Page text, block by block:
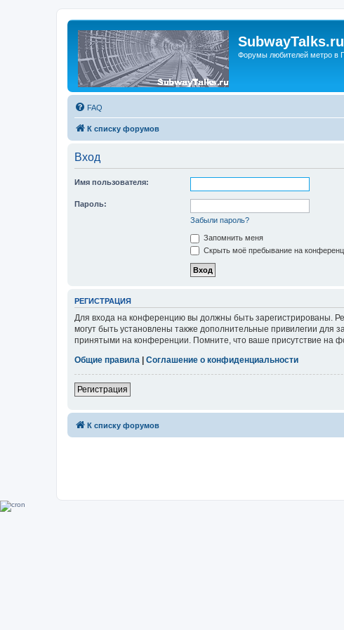
SubwayTalks.ru
Форумы любителей метро в
FAQ
К списку форумов
Вход
Имя пользователя:
Пароль:
Забыли пароль?
Запомнить меня
Скрыть моё пребывание на
РЕГИСТРАЦИЯ
Для входа на конференцию вы должны быть зарегистрированы.
могут быть установлены также дополнительные привилегии для
принятыми на конференции. Помните, что ваше присутствие на
Общие правила | Соглашение о конфиденциальности
Регистрация
К списку форумов